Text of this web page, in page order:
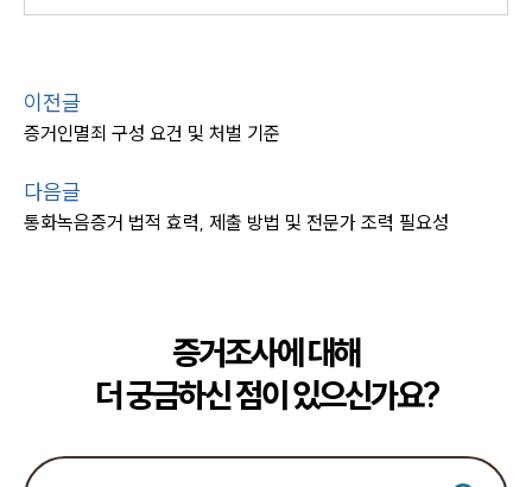
이전글
증거인멸죄 구성 요건 및 처벌 기준
다음글
통화녹음증거 법적 효력, 제출 방법 및 전문가 조력 필요성
증거조사에 대해
더 궁금하신 점이 있으신가요?